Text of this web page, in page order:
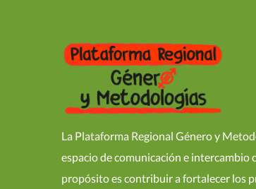
La Plataforma Regional Género y
espacio de comunicación e intercambio
propósito es contribuir a fortalecer los